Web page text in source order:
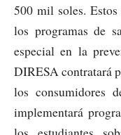
500 mil soles.
los programas de
especial en la
DIRESA contratará
los consumidores
implementará